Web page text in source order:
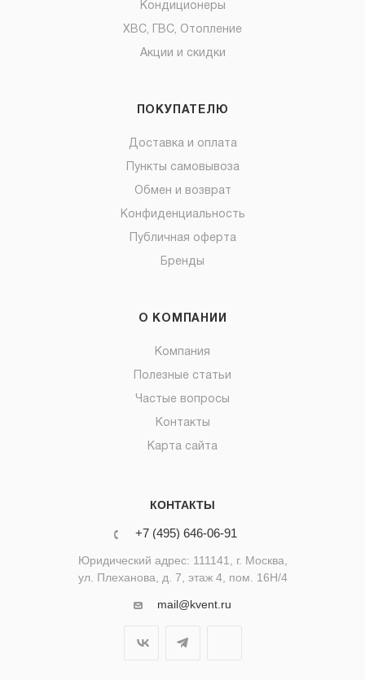
Кондиционеры
ХВС, ГВС, Отопление
Акции и скидки
ПОКУПАТЕЛЮ
Доставка и оплата
Пункты самовывоза
Обмен и возврат
Конфиденциальность
Публичная оферта
Бренды
О КОМПАНИИ
Компания
Полезные статьи
Частые вопросы
Контакты
Карта сайта
КОНТАКТЫ
+7 (495) 646-06-91
Юридический адрес: 111141, г. Москва,
ул. Плеханова, д. 7, этаж 4, пом. 16Н/4
mail@kvent.ru